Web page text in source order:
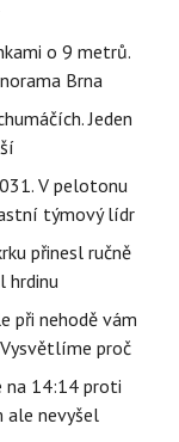
o 9 metrů.
Brna
Jeden
V pelotonu
týmový lídr
přinesl ručně
hrdinu
při nehodě vám
proč
na 14:14 proti
ale nevyšel